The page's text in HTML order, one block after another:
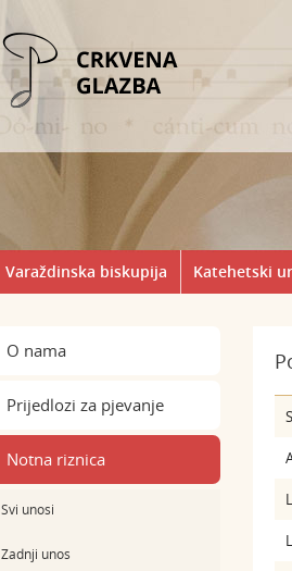
Varaždinska biskupija Katehetski
O nama
Prijedlozi za pjevanje
Notna riznica
Svi unosi
Zadnji unos